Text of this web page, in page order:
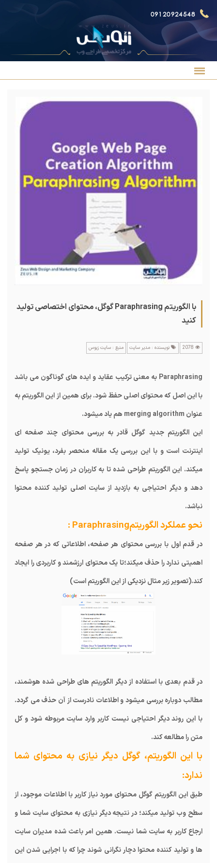
09120924548
با الگوریتم Paraphrasing گوگل، محتوای اختصاصی تولید
کنید
نویسنده : مدیر سایت منبع : سایت زیوس
Paraphrasing به معنی ترکیب عقاید و ایده های گوناگون می باشد
با این اصل که محتوای اصلی حفظ شود. برای همین از این الگوریتم به
عنوان merging algorithm هم یاد میشود.
این الگوریتم جدید گوگل قادر به بررسی محتوای چند صفحه ای
اینترنت است و با این بررسی یک مقاله منحصر بفرد، یونیک تولید
میکند. این الگوریتم طراحی شده تا به کاربران در زمان جستجو پاسخ
دهد و دیگر احتیاجی به بازدید از سایت اصلی تولید کننده محتوا
نباشد.
نحو عملکرد الگوریتمParaphrasing :
در قدم اول با بررسی محتوای هر صفحه، اطلاعاتی که در هر صفحه
اهمیتی ندارد را حذف میکند؛تا یک محتوای ارزشمند و کاربردی را ایجاد
کند.(تصویر زیر مثال نزدیکی از این الگوریتم است)
در قدم بعدی با استفاده از دیگر الگوریتم های طراحی شده هوشمند،
مطالب دوباره بررسی میشود و اطلاعات نادرست از آن حذف می گردد.
با این روند دیگر احتیاجی نیست کاربر وارد سایت مربوطه شود و کل
متن را مطالعه کند.
با این الگوریتم، گوگل دیگر نیازی به محتوای شما
ندارد:
طبق این الگوریتم گوگل محتوای مورد نیاز کاربر با اطلاعات موجود، از
سطح وب تولید میکند؛ در نتیجه دیگر نیازی به محتوای سایت شما و
ارجاع کاربر به سایت شما نیست. همین امر باعث شده مدیران سایت
ها و تولید کننده محتوا دچار نگرانی شوند چرا که با اجرایی شدن این